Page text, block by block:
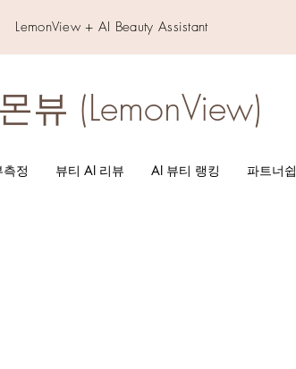
LemonView + AI Beauty Assistant
뷰 (LemonView)
정 뷰티 AI 리뷰 AI 뷰티 랭킹 파트너쉽